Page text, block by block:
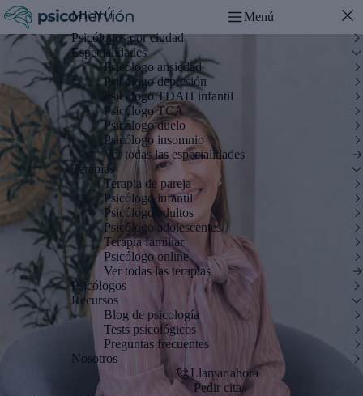
Menú
MENÚ
Psicólogos por ciudad
Especialidades
Psicólogo ansiedad
Psicólogo depresión
Psicólogo TDAH infantil
Psicólogo TCA
Psicólogo duelo
Psicólogo insomnio
Ver todas las especialidades
Terapias
Terapia de pareja
Psicólogo infantil
Psicólogo adultos
Psicólogo adolescentes
Terapia familiar
Psicólogo online
Ver todas las terapias
Psicólogos
Recursos
Blog de psicología
Tests psicológicos
Preguntas frecuentes
Nosotros
Llamar ahora
Pedir cita